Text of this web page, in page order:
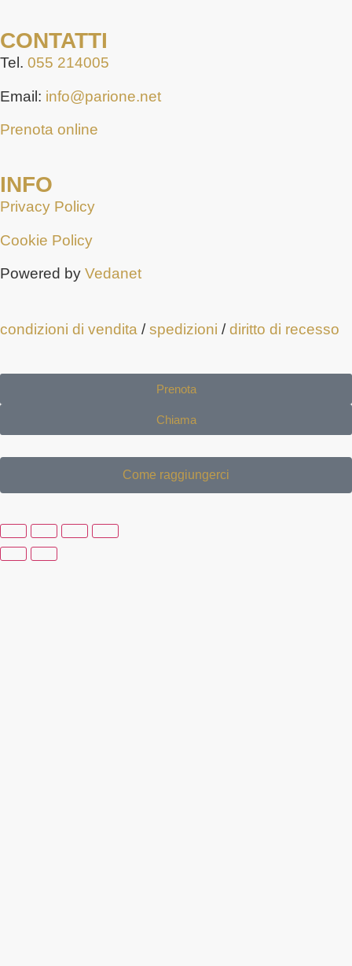
CONTATTI
Tel. 055 214005
Email: info@parione.net
Prenota online
INFO
Privacy Policy
Cookie Policy
Powered by Vedanet
condizioni di vendita /spedizioni /diritto di recesso
Prenota
Chiama
Come raggiungerci